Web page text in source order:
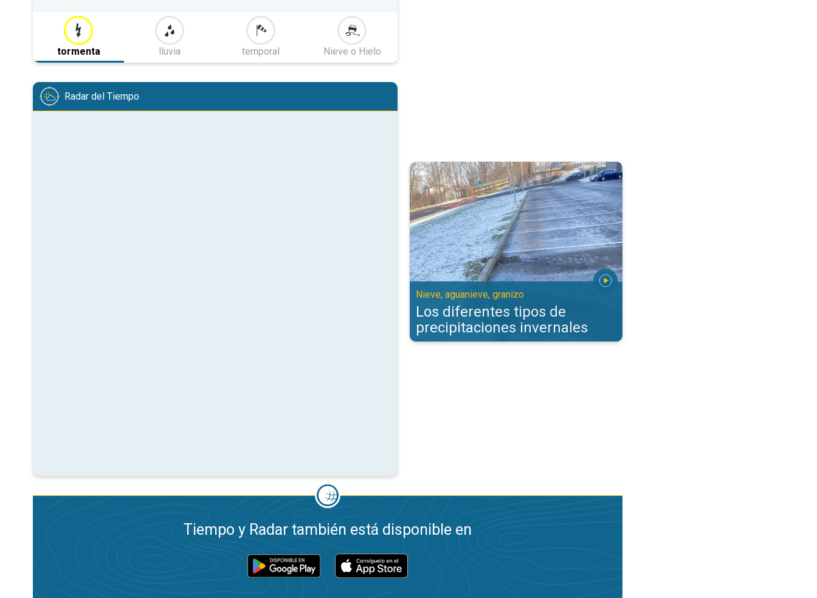
tormenta lluvia temporal Nieve o Hielo
Radar del Tiempo
Los diferentes tipos de precipitaciones invernales. Nieve, aguanieve, granizo. . .
Nieve, aguanieve, granizo
Los diferentes tipos de
precipitaciones invernales
Tiempo y Radar también está disponible en